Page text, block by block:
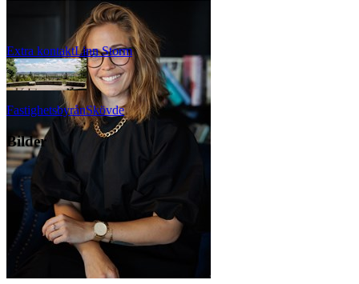
Extra kontaktLinn Storm
FastighetsbyrånSkövde
Bilder